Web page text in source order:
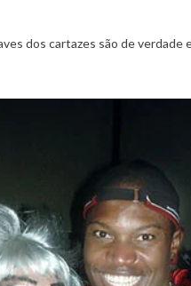
dos cartazes são de verdade